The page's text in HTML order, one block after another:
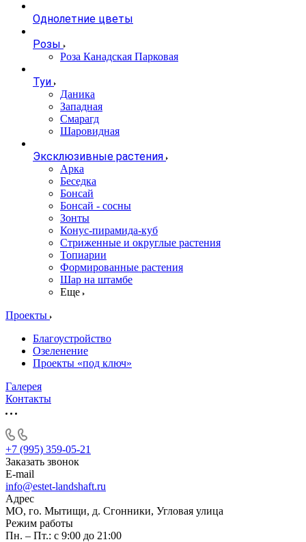
Однолетние цветы
Розы
Роза Канадская Парковая
Туи
Даника
Западная
Смарагд
Шаровидная
Эксклюзивные растения
Арка
Беседка
Бонсай
Бонсай - сосны
Зонты
Конус-пирамида-куб
Стриженные и округлые растения
Топиарии
Формированные растения
Шар на штамбе
Еще
Проекты
Благоустройство
Озеленение
Проекты «под ключ»
Галерея
Контакты
+7 (995) 359-05-21
Заказать звонок
E-mail
info@estet-landshaft.ru
Адрес
МО, го. Мытищи, д. Сгонники, Угловая улица
Режим работы
Пн. – Пт.: с 9:00 до 21:00